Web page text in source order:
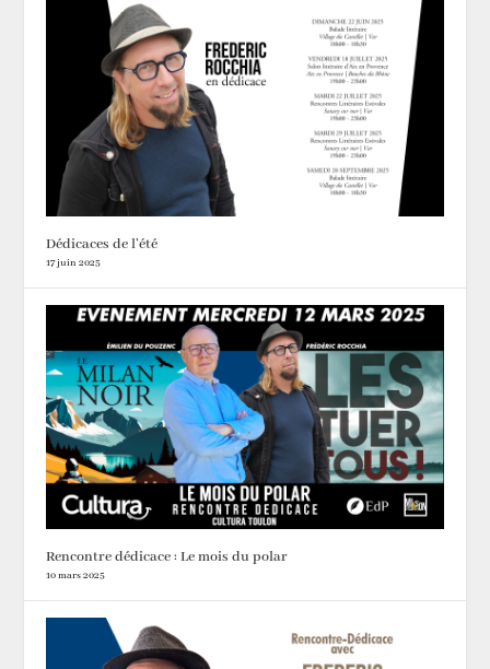
Dédicaces de l’été
17 juin 2025
Rencontre dédicace : Le mois du polar
10 mars 2025